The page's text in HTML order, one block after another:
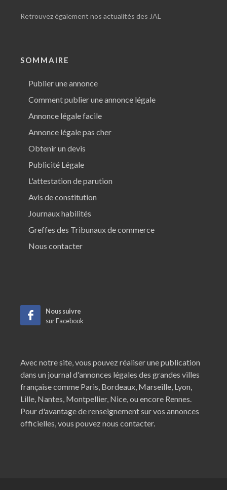
Retrouvez également nos actualités des JAL
SOMMAIRE
Publier une annonce
Comment publier une annonce légale
Annonce légale facile
Annonce légale pas cher
Obtenir un devis
Publicité Légale
L'attestation de parution
Avis de constitution
Journaux habilités
Greffes des Tribunaux de commerce
Nous contacter
Nous suivre
sur Facebook
Avec notre site, vous pouvez réaliser une publication
dans un journal d'annonces légales des grandes villes
française comme Paris Bordeaux Marseille Lyon
Lille Nantes Montpellier, Nice , ou encore Rennes
Pour d'avantage de renseignement sur vos annonces
officielles, vous pouvez nous contacter.